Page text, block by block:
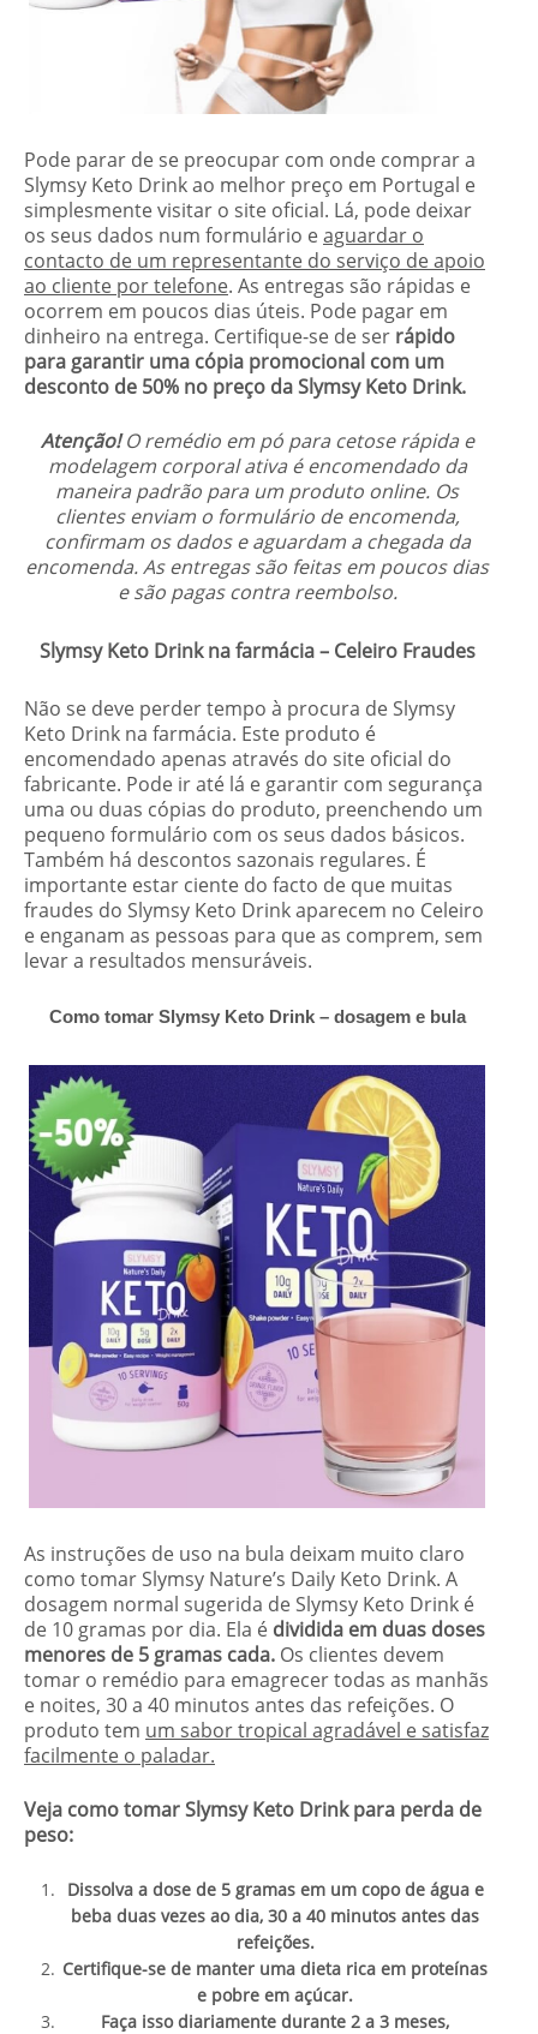
Pode parar de se preocupar com onde comprar a
Slymsy Keto Drink ao melhor preço em Portugal e
simplesmente visitar o site oficial. Lá, pode deixar
os seus dados num formulário eaguardar o
contacto de um representante do serviço de apoio
ao cliente por telefone. As entregas são rápidas e
ocorrem em poucos dias úteis. Pode pagar em
dinheiro na entrega. Certifique-se de ser rápido
para garantir uma cópia promocional com um
desconto de 50% no preço da Slymsy Keto Drink.
Atenção! O remédio em pó para cetose rápida e
modelagem corporal ativa é encomendado da
maneira padrão para um produto online. Os
clientes enviam o formulário de encomenda,
confirmam os dados e aguardam a chegada da
encomenda. As entregas são feitas em poucos dias
e são pagas contra reembolso.
Slymsy Keto Drink na farmácia – Celeiro Fraudes
Não se deve perder tempo à procura de Slymsy
Keto Drink na farmácia. Este produto é
encomendado apenas através do site oficial do
fabricante. Pode ir até lá e garantir com segurança
uma ou duas cópias do produto, preenchendo um
pequeno formulário com os seus dados básicos.
Também há descontos sazonais regulares. É
importante estar ciente do facto de que muitas
fraudes do Slymsy Keto Drink aparecem no Celeiro
e enganam as pessoas para que as comprem, sem
levar a resultados mensuráveis.
Como tomar Slymsy Keto Drink – dosagem e bula
As instruções de uso na bula deixam muito claro
como tomar Slymsy Nature’s Daily Keto Drink. A
dosagem normal sugerida de Slymsy Keto Drink é
de 10 gramas por dia. Ela é dividida em duas doses
menores de 5 gramas cada. Os clientes devem
tomar o remédio para emagrecer todas as manhãs
e noites, 30 a 40 minutos antes das refeições. O
produto tem um sabor tropical agradável e satisfaz
facilmente o paladar.
Veja como tomar Slymsy Keto Drink para perda de
peso:
Dissolva a dose de 5 gramas em um copo de água e
beba duas vezes ao dia, 30 a 40 minutos antes das
refeições.
Certifique-se de manter uma dieta rica em proteínas
e pobre em açúcar.
Faça isso diariamente durante 2 a 3 meses,